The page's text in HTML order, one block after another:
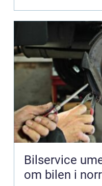
Bilservice umeå så tar du
om bilen i